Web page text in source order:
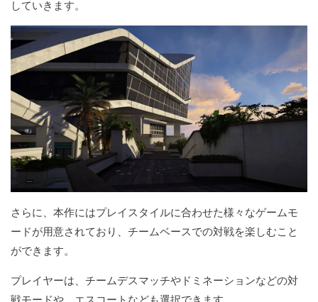
していきます。
さらに、本作にはプレイスタイルに合わせた様々なゲームモ
ードが用意されており、チームベースでの対戦を楽しむこと
ができます。
プレイヤーは、チームデスマッチやドミネーションなどの対
戦モードや、エスコートなども選択できます。